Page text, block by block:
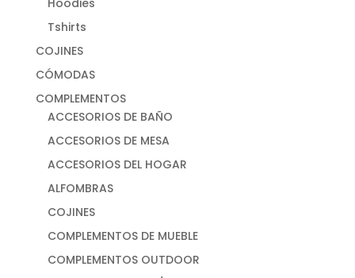
Tshirts
COJINES
CÓMODAS
COMPLEMENTOS
ACCESORIOS DE BAÑO
ACCESORIOS DE MESA
ACCESORIOS DEL HOGAR
ALFOMBRAS
COJINES
COMPLEMENTOS DE MUEBLE
COMPLEMENTOS OUTDOOR